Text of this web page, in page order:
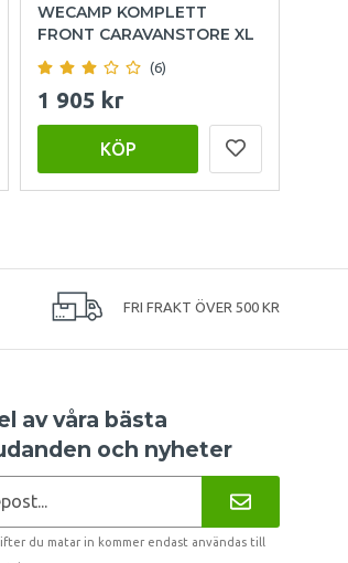
WECAMP KOMPLETT
FRONT CARAVANSTORE XL
(6)
1 905 kr
KÖP
FRI FRAKT ÖVER 500 KR
av våra bästa
och nyheter
du matar in kommer endast användas till